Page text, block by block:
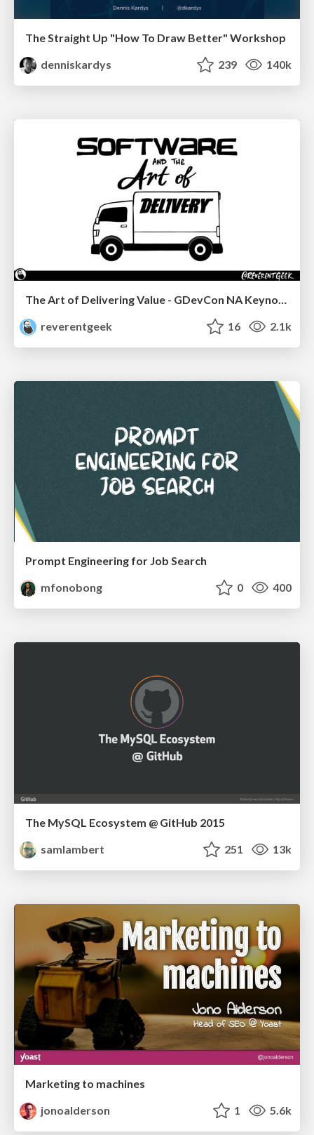
The Straight Up "How To Draw Better" Workshop
denniskardys
239 140k
The Art of Delivering Value - GDevCon NA Keynote
reverentgeek
16 2.1k
Prompt Engineering for Job Search
mfonobong
0 400
The MySQL Ecosystem @ GitHub 2015
samlambert
251 13k
Marketing to machines
jonoalderson
1 5.6k